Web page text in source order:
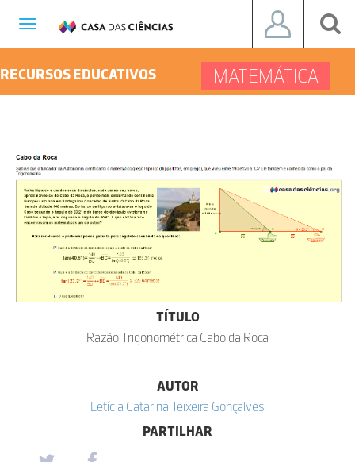
Toggle
RECURSOS EDUCATIVOS MATEMÁTICA
TÍTULO
Razão Trigonométrica Cabo da Roca
AUTOR
Letícia Catarina Teixeira Gonçalves
PARTILHAR